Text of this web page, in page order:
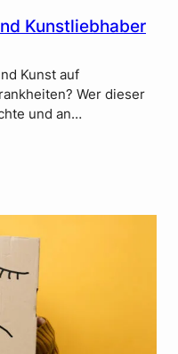
Kunstliebhaber
Kunst auf
Wer dieser
und an…